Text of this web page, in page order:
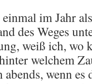
im Jahr
des Weges
weiß ich, wo
welchem
wenn